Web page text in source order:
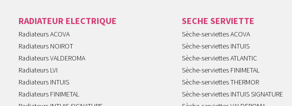
RADIATEUR ELECTRIQUE
Radiateurs ACOVA
Radiateurs NOIROT
Radiateurs VALDEROMA
Radiateurs LVI
Radiateurs INTUIS
Radiateurs FINIMETAL
SECHE SERVIETTE
Sèche-serviettes ACOVA
Sèche-serviettes INTUIS
Sèche-serviettes ATLANTIC
Sèche-serviettes FINIMETAL
Sèche-serviettes THERMOR
Sèche-serviettes INTUIS SIGNATURE